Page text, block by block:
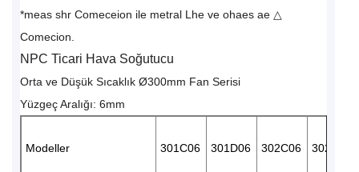
*meas shr Comeceion ile metral Lhe ve ohaes ae △
Comecion.
NPC Ticari Hava Soğutucu
Orta ve Düşük Sıcaklık Ø300mm Fan Serisi
Yüzgeç Aralığı: 6mm
Modeller 301C06 301D06 302C06 302D06